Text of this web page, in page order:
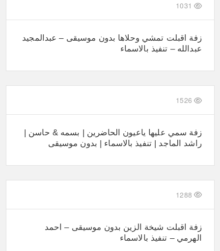
1031
زفة اقبلت تمشي وحلاها بدون موسيقى – عبدالمجيد
عبدالله – تنفيذ بالاسماء
1526
زفة سمي عليها ياعيون الحاضرين | بسمه & حاسن |
راشد الماجد | تنفيذ بالاسماء | بدون موسيقى
1288
زفة اقبلت شيخة الزين بدون موسيقى – احمد
الهرمي – تنفيذ بالاسماء